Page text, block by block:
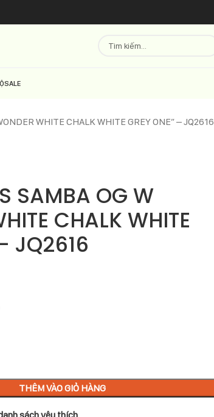
SALE
WHITE CHALK WHITE GREY ONE” – JQ2616
SAMBA OG W
CHALK WHITE
JQ2616
THÊM VÀO GIỎ HÀNG